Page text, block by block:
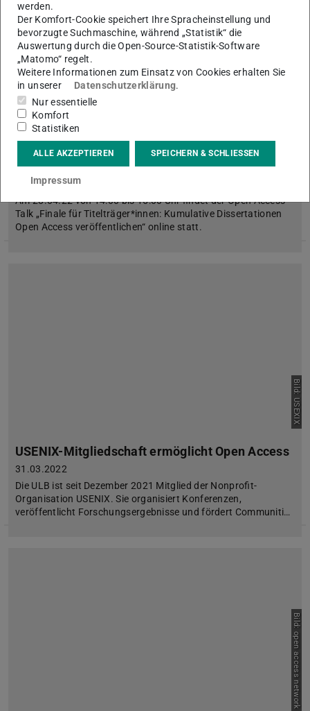
Kumulative Dissertationen Open Access
veröffentlichen
19.04.2022
Am 28.04.22 von 14:00 bis 15:00 Uhr findet der Open Access
Talk „Finale für Titelträger*innen: Kumulative Dissertationen
Open Access veröffentlichen“ online statt.
Bild: USEXIX
USENIX-Mitgliedschaft ermöglicht Open Access
31.03.2022
Die ULB ist seit Dezember 2021 Mitglied der Nonprofit-
Organisation USENIX. Sie organisiert Konferenzen,
veröffentlicht Forschungsergebnisse und fördert Communiti…
Bild: open access network
werden.
Der Komfort-Cookie speichert Ihre Spracheinstellung und
bevorzugte Suchmaschine, während „Statistik“ die
Auswertung durch die Open-Source-Statistik-Software
„Matomo“ regelt.
Weitere Informationen zum Einsatz von Cookies erhalten Sie
in unserer
Datenschutzerklärung.
Nur essentielle
Komfort
Statistiken
ALLE AKZEPTIEREN SPEICHERN & SCHLIESSEN
Impressum